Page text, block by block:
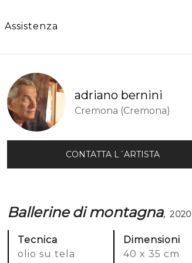
Assistenza
adriano bernini
Cremona (Cremona)
CONTATTA L´ARTISTA
Ballerine di montagna, 2020
Tecnica
olio su tela
Dimensioni
40 x 35 cm